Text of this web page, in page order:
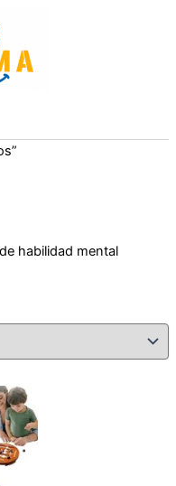
habilidad mental